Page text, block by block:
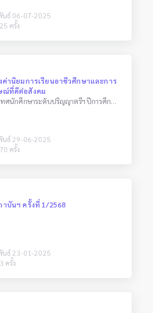
ธ์ 06-07-2025
ครั้ง
ค่านิยมการเรียนอาชีวศึกษาและการ
ณ์ที่ดีต่อสังคม
กิจกรรมปฐมนิเทศนักศึกษาระดับปริญญาตรีฯ ปีการศึกษา 2568
ธ์ 29-06-2025
ครั้ง
บันฯ ครั้งที่ 1/2568
ธ์ 23-01-2025
ครั้ง